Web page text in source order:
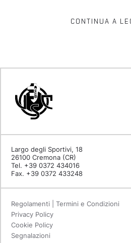
CONTINUA A
Largo degli Sportivi, 18
26100 Cremona (CR)
Tel. +39 0372 434016
Fax. +39 0372 433248
Regolamenti | Termini e Condizioni
Privacy Policy
Cookie Policy
Segnalazioni